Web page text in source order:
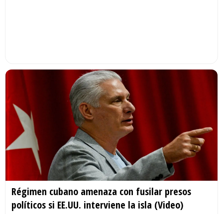
Régimen cubano amenaza con fusilar presos
políticos si EE.UU. interviene la isla (Video)